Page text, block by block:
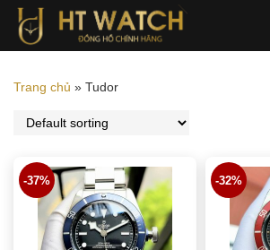
Trang chủ » Tudor
-37% -32%